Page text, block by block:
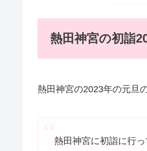
熱田神宮の初詣
熱田神宮の2023年の元旦
熱田神宮に初詣に行